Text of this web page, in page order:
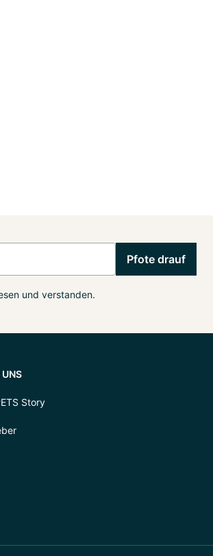
und verstanden.
Pfote drauf
UNS
Story